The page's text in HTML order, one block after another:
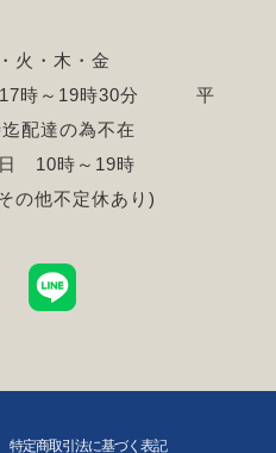
火・木・金
17時～19時30分 平
配達の為不在
10時～19時
の他不定休あり)
特定商取引法に基づく表記